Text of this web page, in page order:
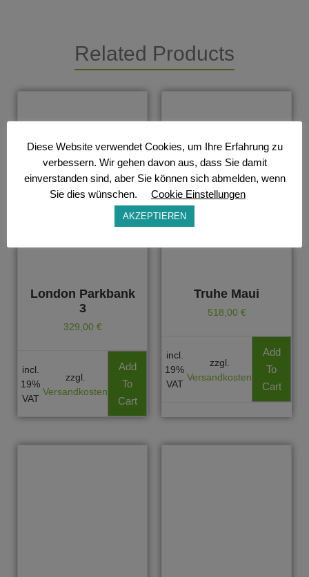
Related Products
London Parkbank
3
329,00 €
incl.
19%
VAT
zzgl.
Versandkosten
Add
To
Cart
Truhe Maui
518,00 €
incl.
19%
VAT
zzgl.
Versandkosten
Add
To
Cart
Diese Website verwendet Cookies, um Ihre Erfahrung zu
verbessern. Wir gehen davon aus, dass Sie damit
einverstanden sind, aber Sie können sich abmelden, wenn
Sie dies wünschen.
Cookie Einstellungen
AKZEPTIEREN